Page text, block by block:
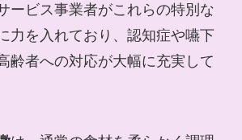
ービス事業者がこれらの特別な
力を入れており、認知症や嚥下
齢者への対応が大幅に充実して